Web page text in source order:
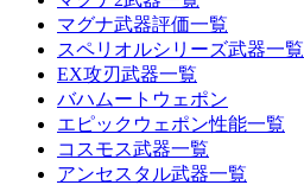
マグナ武器評価一覧
スペリオルシリーズ武器一覧
EX攻刃武器一覧
バハムートウェポン
エピックウェポン性能一覧
コスモス武器一覧
アンセスタル武器一覧